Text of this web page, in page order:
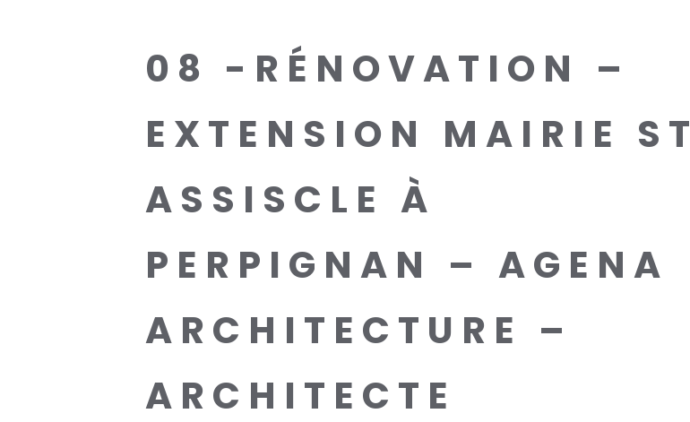
08 -RÉNOVATION –
EXTENSION MAIRIE ST
ASSISCLE À
PERPIGNAN – AGENA
ARCHITECTURE –
ARCHITECTE